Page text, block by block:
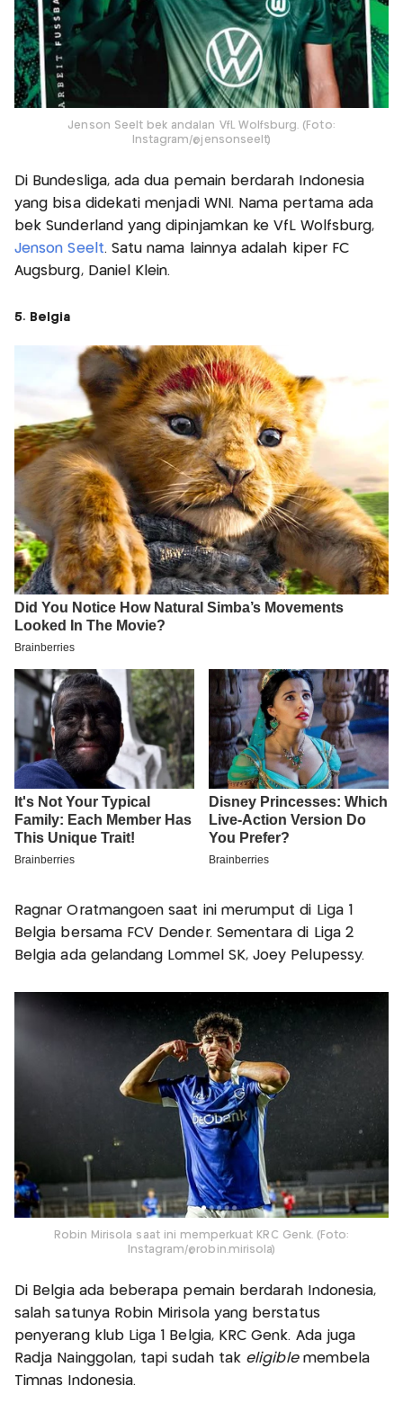
Jenson Seelt bek andalan VfL Wolfsburg. (Foto:
Instagram/@jensonseelt)
Di Bundesliga, ada dua pemain berdarah Indonesia
yang bisa didekati menjadi WNI. Nama pertama ada
bek Sunderland yang dipinjamkan ke VfL Wolfsburg,
Jenson Seelt. Satu nama lainnya adalah kiper FC
Augsburg, Daniel Klein.
5. Belgia
Ragnar Oratmangoen saat ini merumput di Liga 1
Belgia bersama FCV Dender. Sementara di Liga 2
Belgia ada gelandang Lommel SK, Joey Pelupessy.
Robin Mirisola saat ini memperkuat KRC Genk. (Foto:
Instagram/@robin.mirisola)
Di Belgia ada beberapa pemain berdarah Indonesia,
salah satunya Robin Mirisola yang berstatus
penyerang klub Liga 1 Belgia, KRC Genk. Ada juga
Radja Nainggolan, tapi sudah tak eligible membela
Timnas Indonesia.